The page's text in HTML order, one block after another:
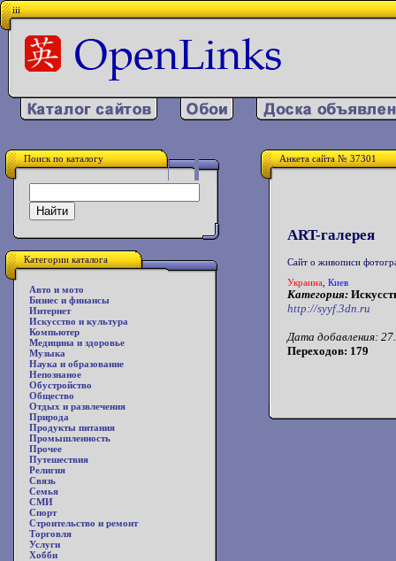
iii
Поиск по каталогу
Категории каталога
Авто и мото
Бизнес и финансы
Интернет
Искусство и культура
Компьютер
Медицина и здоровье
Музыка
Наука и образование
Непознаное
Обустройство
Общество
Отдых и развлечения
Природа
Продукты питания
Промышленность
Прочее
Путешествия
Религия
Связь
Семья
СМИ
Спорт
Строительство и ремонт
Торговля
Услуги
Хобби
Анкета сайта № 37301
ART-галерея
Сайт о живописи
Украина Киев
Категория:
http://syyf.3dn.ru
Дата добавления:
Переходов: 179